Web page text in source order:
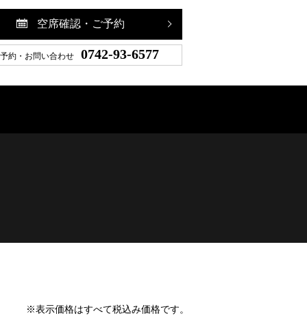
空席確認・ご予約
約・お問い合わせ 0742-93-6577
※表示価格はすべて税込み価格です。